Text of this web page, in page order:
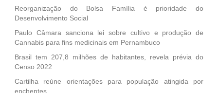
Reorganização do Bolsa Família é prioridade do
Desenvolvimento Social
Paulo Câmara sanciona lei sobre cultivo e produção de
Cannabis para fins medicinais em Pernambuco
Brasil tem 207,8 milhões de habitantes, revela prévia do
Censo 2022
Cartilha reúne orientações para população atingida por
enchentes